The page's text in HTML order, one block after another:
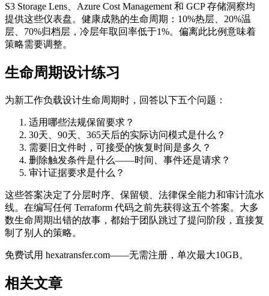
S3 Storage Lens、Azure Cost Management 和 GCP 存储洞察均
提供这些仪表盘。健康成熟的生命周期：10%热层、20%温
层、70%归档层，冷层年取回率低于1%。偏离此比例意味着
策略需要调整。
生命周期设计练习
为新工作负载设计生命周期时，回答以下五个问题：
适用哪些法规保留要求？
30天、90天、365天后的实际访问模式是什么？
需要旧文件时，可接受的恢复时间是多久？
删除触发条件是什么——时间、事件还是请求？
审计证据要求是什么？
这些答案决定了分层时序、保留锁、法律保全能力和审计流水
线。在编写任何 Terraform 代码之前先获得这五个答案。大多
数生命周期出错的故事，都始于团队跳过了提问阶段，直接复
制了别人的策略。
免费试用 hexatransfer.com——无需注册，单次最大10GB。
相关文章